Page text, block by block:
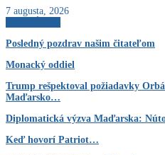
7 augusta, 2026
Posledný pozdrav našim čitateľom
Monacký oddiel
Trump rešpektoval požiadavky
Maďarsko…
Diplomatická výzva Maďarska:
Keď hovorí Patriot…